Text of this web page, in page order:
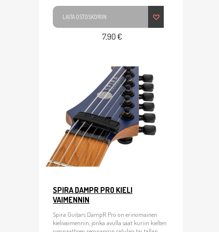
LAITA OSTOSKORIIN
7,90 €
SPIRA DAMPR PRO KIELI
VAIMENNIN
Spira Guitars DampR Pro on erinomainen
kielivaimennin, jonka avulla saat kuriin kielten